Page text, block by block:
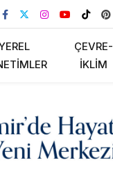
ÇEVRE-
İKLIM